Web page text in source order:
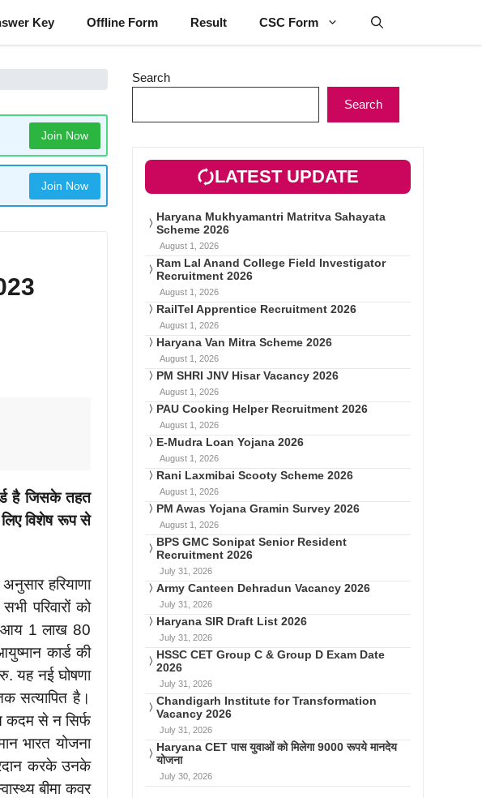
Key Offline Form Result CSC Form
Join Now
Join Now
है जिसके तहत
विशेष रूप से
हरियाणा
परिवारों को
आय 1 लाख 80
कार्ड की
यह नई घोषणा
सत्यापित है।
कदम से न सिर्फ
भारत योजना
करके उनके
बीमा कवर
Search
Search
LATEST UPDATE
Haryana Mukhyamantri Matritva Sahayata
Scheme 2026
August 1, 2026
Ram Lal Anand College Field Investigator
Recruitment 2026
August 1, 2026
RailTel Apprentice Recruitment 2026
August 1, 2026
Haryana Van Mitra Scheme 2026
August 1, 2026
PM SHRI JNV Hisar Vacancy 2026
August 1, 2026
PAU Cooking Helper Recruitment 2026
August 1, 2026
E-Mudra Loan Yojana 2026
August 1, 2026
Rani Laxmibai Scooty Scheme 2026
August 1, 2026
PM Awas Yojana Gramin Survey 2026
August 1, 2026
BPS GMC Sonipat Senior Resident
Recruitment 2026
July 31, 2026
Army Canteen Dehradun Vacancy 2026
July 31, 2026
Haryana SIR Draft List 2026
July 31, 2026
HSSC CET Group C & Group D Exam Date
2026
July 31, 2026
Chandigarh Institute for Transformation
Vacancy 2026
July 31, 2026
Haryana CET पास युवाओं को मिलेगा 9000 रूपये मानदेय
योजना
July 30, 2026